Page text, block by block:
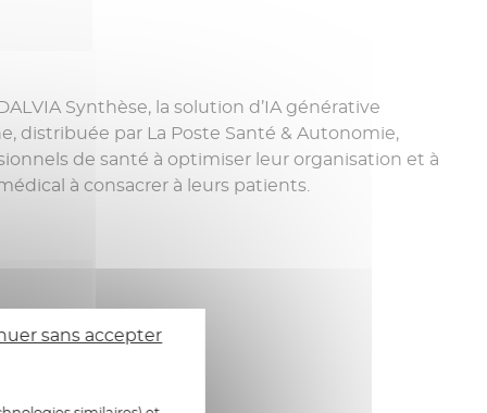
Synthèse, la solution d’IA générative
distribuée par La Poste Santé & Autonomie,
de santé à optimiser leur organisation et à
à consacrer à leurs patients.
sans accepter